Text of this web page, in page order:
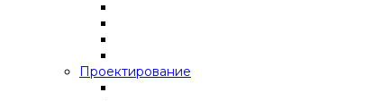
Проектирование